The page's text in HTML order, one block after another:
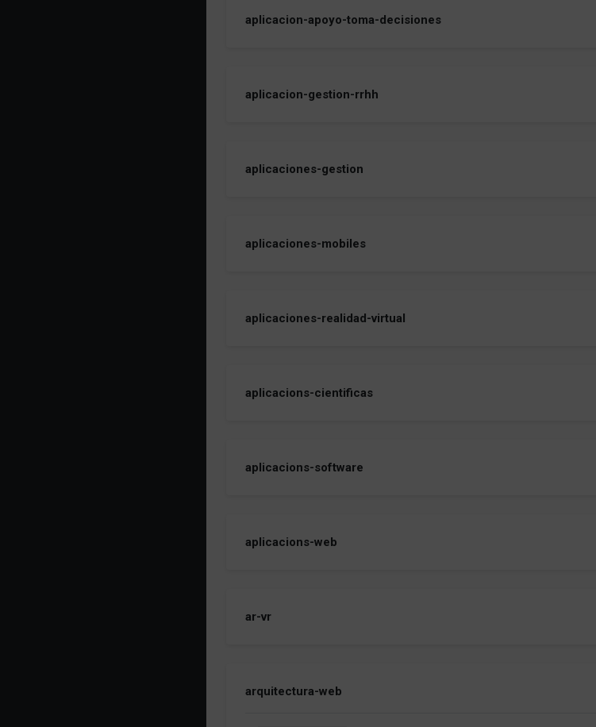
aplicacion-apoyo-toma-decisiones
aplicacion-gestion-rrhh
aplicaciones-gestion
aplicaciones-mobiles
aplicaciones-realidad-virtual
aplicacions-cientificas
aplicacions-software
aplicacions-web
ar-vr
arquitectura-web